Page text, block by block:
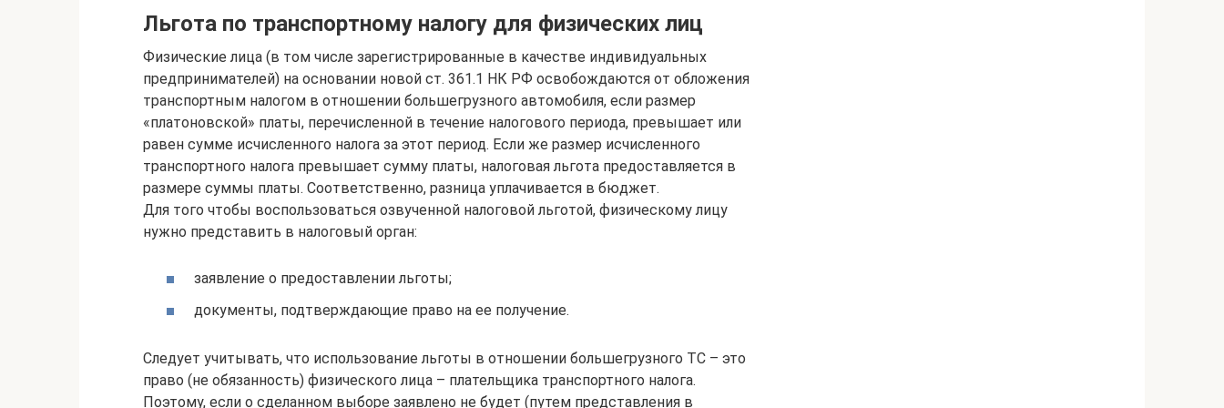
Льгота по транспортному налогу для физических лиц
Физические лица (в том числе зарегистрированные в качестве индивидуальных
предпринимателей) на основании новой ст. 361.1 НК РФ освобождаются от обложения
транспортным налогом в отношении большегрузного автомобиля, если размер
«платоновской» платы, перечисленной в течение налогового периода, превышает или
равен сумме исчисленного налога за этот период. Если же размер исчисленного
транспортного налога превышает сумму платы, налоговая льгота предоставляется в
размере суммы платы. Соответственно, разница уплачивается в бюджет.
Для того чтобы воспользоваться озвученной налоговой льготой, физическому лицу
нужно представить в налоговый орган:
заявление о предоставлении льготы;
документы, подтверждающие право на ее получение.
Следует учитывать, что использование льготы в отношении большегрузного ТС – это
право (не обязанность) физического лица – плательщика транспортного налога.
Поэтому, если о сделанном выборе заявлено не будет (путем представления в